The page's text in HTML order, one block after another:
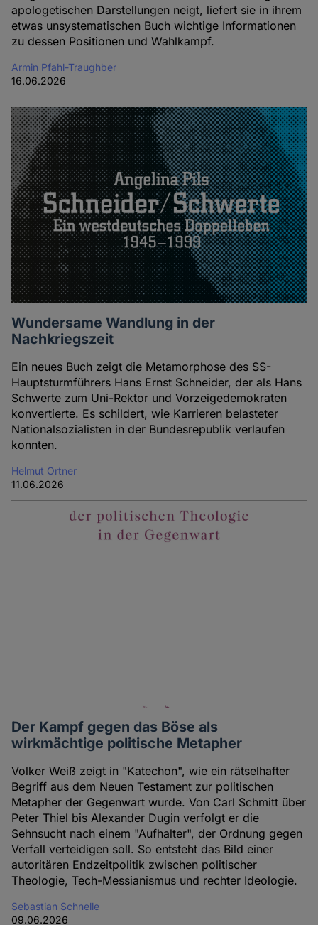
apologetischen Darstellungen neigt, liefert sie in ihrem
etwas unsystematischen Buch wichtige Informationen
zu dessen Positionen und Wahlkampf.
Armin Pfahl-Traughber
16.06.2026
Wundersame Wandlung in der
Nachkriegszeit
Ein neues Buch zeigt die Metamorphose des SS-
Hauptsturmführers Hans Ernst Schneider, der als Hans
Schwerte zum Uni-Rektor und Vorzeigedemokraten
konvertierte. Es schildert, wie Karrieren belasteter
Nationalsozialisten in der Bundesrepublik verlaufen
konnten.
Helmut Ortner
11.06.2026
Der Kampf gegen das Böse als
wirkmächtige politische Metapher
Volker Weiß zeigt in "Katechon", wie ein rätselhafter
Begriff aus dem Neuen Testament zur politischen
Metapher der Gegenwart wurde. Von Carl Schmitt über
Peter Thiel bis Alexander Dugin verfolgt er die
Sehnsucht nach einem "Aufhalter", der Ordnung gegen
Verfall verteidigen soll. So entsteht das Bild einer
autoritären Endzeitpolitik zwischen politischer
Theologie, Tech-Messianismus und rechter Ideologie.
Sebastian Schnelle
09.06.2026